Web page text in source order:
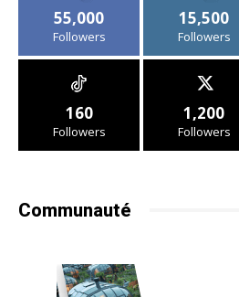
55,000
Followers
15,500
Followers
160
Followers
1,200
Followers
Communauté